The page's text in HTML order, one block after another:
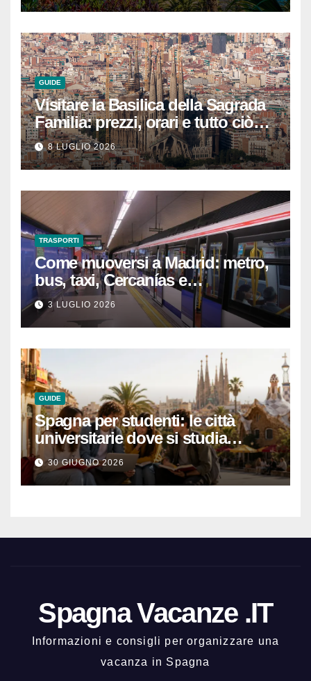
GUIDE
Visitare la Basilica della Sagrada
Familia: prezzi, orari e tutto ciò
che devi sapere per
un’esperienza indimenticabile
8 LUGLIO 2026
TRASPORTI
Come muoversi a Madrid: metro,
bus, taxi, Cercanías e
abbonamenti turistici
3 LUGLIO 2026
GUIDE
Spagna per studenti: le città
universitarie dove si studia
meglio e con una buona vita
notturna
30 GIUGNO 2026
Spagna Vacanze .IT
Informazioni e consigli per organizzare una
vacanza in Spagna